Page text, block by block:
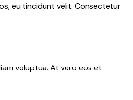
eu tincidunt velit. Consectetur
voluptua. At vero eos et